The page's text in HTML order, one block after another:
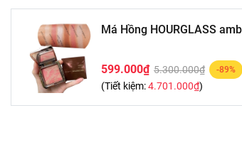
Má Hồng HOURGLASS
599.000₫ 5.300.000₫ -89%
(Tiết kiệm:4.701.000₫)